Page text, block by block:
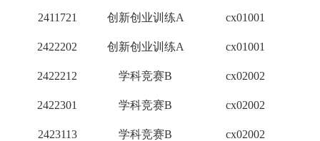
2411721 创新创业训练A cx01001
2422202 创新创业训练A cx01001
2422212 学科竞赛B cx02002
2422301 学科竞赛B cx02002
2423113 学科竞赛B cx02002